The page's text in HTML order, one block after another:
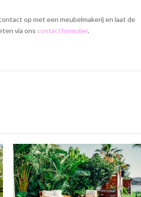
op met een meubelmakerij en laat de
via ons contactformulier.